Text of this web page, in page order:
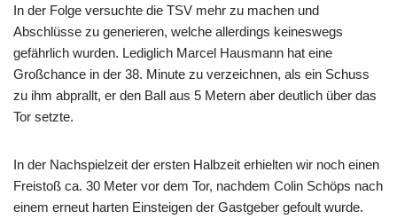
In der Folge versuchte die TSV mehr zu machen und
Abschlüsse zu generieren, welche allerdings keineswegs
gefährlich wurden. Lediglich Marcel Hausmann hat eine
Großchance in der 38. Minute zu verzeichnen, als ein Schuss
zu ihm abprallt, er den Ball aus 5 Metern aber deutlich über das
Tor setzte.
In der Nachspielzeit der ersten Halbzeit erhielten wir noch einen
Freistoß ca. 30 Meter vor dem Tor, nachdem Colin Schöps nach
einem erneut harten Einsteigen der Gastgeber gefoult wurde.